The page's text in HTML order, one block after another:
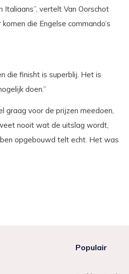
Italiaans”, vertelt Van Oorschot
die Engelse commando’s
die finisht is superblij. Het is
doen.”
graag voor de prijzen meedoen,
nooit wat de uitslag wordt,
opgebouwd telt echt. Het was
Populair